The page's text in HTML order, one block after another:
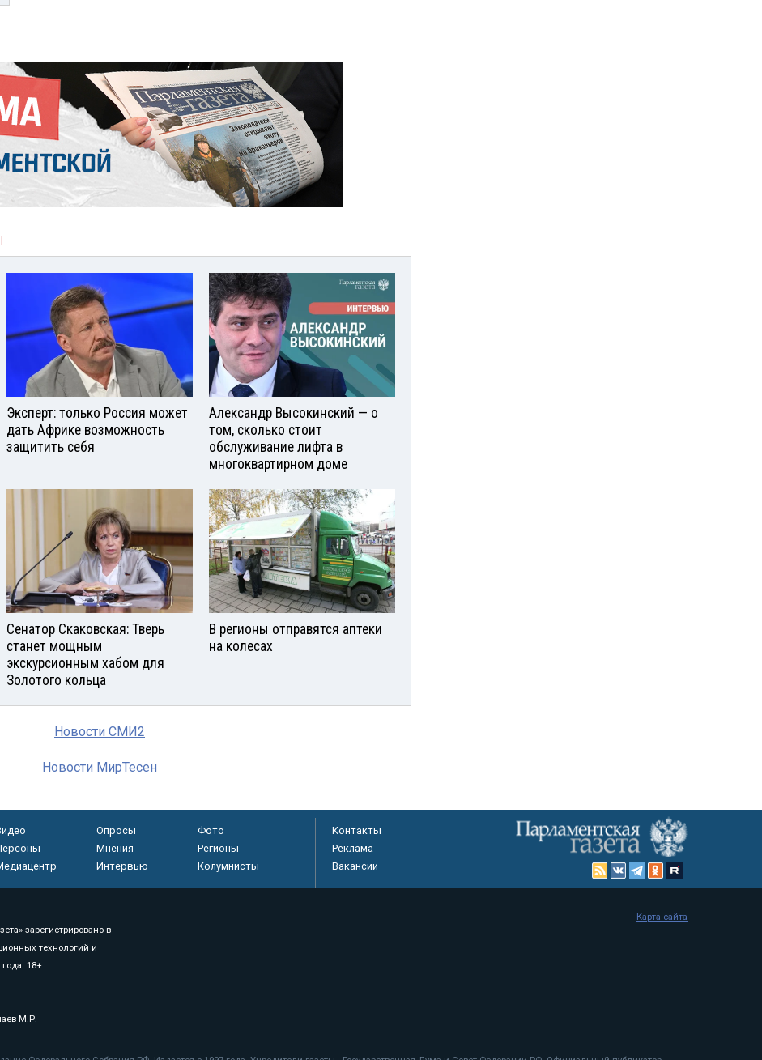
Эксперт: только Россия может
дать Африке возможность
защитить себя
Александр Высокинский — о
том, сколько стоит
обслуживание лифта в
многоквартирном доме
Сенатор Скаковская: Тверь
станет мощным
экскурсионным хабом для
Золотого кольца
В регионы отправятся аптеки
на колесах
Новости СМИ2
Новости МирТесен
Опросы
Фото
Мнения
Регионы
Интервью Колумнисты
Контакты
Реклама
Вакансии
зарегистрировано в
технологий и
18+
М.Р.
Карта сайта